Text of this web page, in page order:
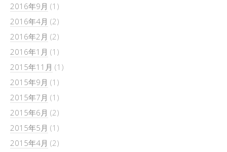
2016年9月 (1)
2016年4月 (2)
2016年2月 (2)
2016年1月 (1)
2015年11月 (1)
2015年9月 (1)
2015年7月 (1)
2015年6月 (2)
2015年5月 (1)
2015年4月 (2)